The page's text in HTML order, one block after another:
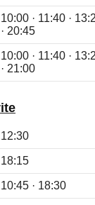
10:00 · 11:40 ·
· 20:45
10:00 · 11:40 ·
· 21:00
12:30
18:15
10:45 · 18:30